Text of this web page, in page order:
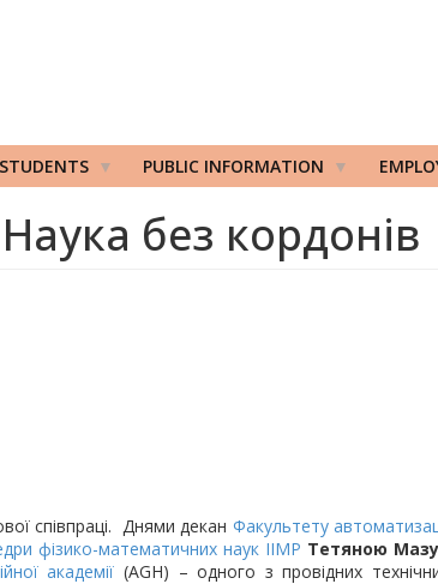
STUDENTS PUBLIC INFORMATION
Наука без кордонів
співпраці. Днями декан Факультету
фізико-математичних наук ІІМР Тетяною
академії (AGH) – одного з провідних